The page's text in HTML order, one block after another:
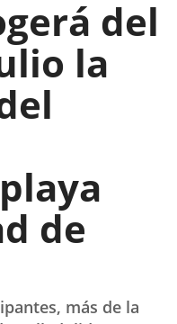
del
la
de
más de la